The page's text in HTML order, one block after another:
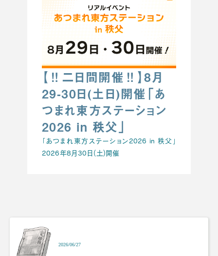
【‼️二日間開催‼️】8月
29-30日(土日)開催「あ
つまれ東方ステーション
2026 in 秩父」
「あつまれ東方ステーション2026 in 秩父」
2026年8月30日(土)開催
2026/06/27